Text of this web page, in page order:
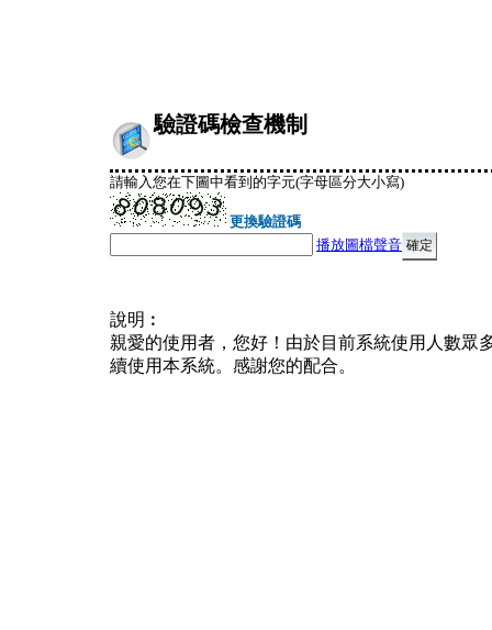
驗證碼檢查機制
請輸入您在下圖中看到的字元(字母區分大小寫)
更換驗證碼
播放圖檔聲音
說明︰
親愛的使用者，您好！由於目前系統使用人數眾
續使用本系統。感謝您的配合。